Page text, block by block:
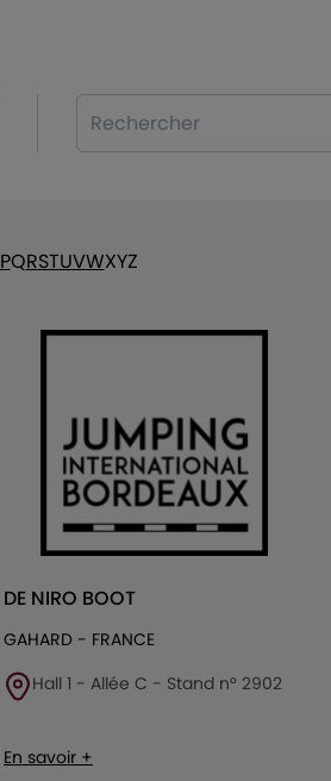
Rechercher
PQRSTUVWXYZ
DE NIRO BOOT
GAHARD - FRANCE
Hall 1 - Allée C - Stand n° 2902
En savoir +